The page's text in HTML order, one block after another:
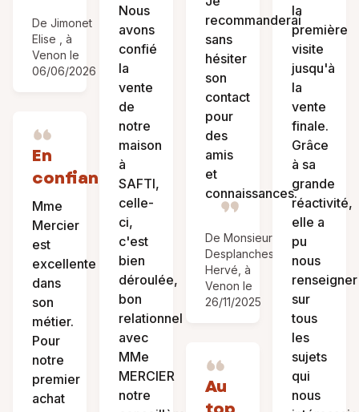
De Jimonet
Elise , à
Venon le
06/06/2026
En
confiance
Mme
Mercier
est
excellente
dans
son
métier.
Pour
notre
premier
achat
Nous
avons
confié
la
vente
de
notre
maison
à
SAFTI,
celle-
ci,
c'est
bien
déroulée,
bon
relationnel
avec
MMe
MERCIER
notre
recommanderai
sans
hésiter
son
contact
pour
des
amis
et
connaissances.
De Monsieur
Desplanches
Hervé, à
Venon le
26/11/2025
Au
la
première
visite
jusqu'à
la
vente
finale.
Grâce
à sa
grande
réactivité,
elle a
pu
nous
renseigner
sur
tous
les
sujets
qui
nous